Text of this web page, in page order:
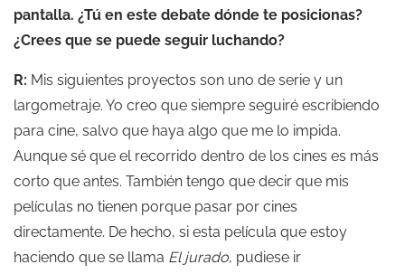
pantalla. ¿Tú en este debate dónde te posicionas?
¿Crees que se puede seguir luchando?
R: Mis siguientes proyectos son uno de serie y un
largometraje. Yo creo que siempre seguiré escribiendo
para cine, salvo que haya algo que me lo impida.
Aunque sé que el recorrido dentro de los cines es más
corto que antes. También tengo que decir que mis
películas no tienen porque pasar por cines
directamente. De hecho, si esta película que estoy
haciendo que se llama El jurado, pudiese ir